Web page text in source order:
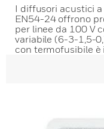
I diffusori acustici
EN54-24 offrono
per linee da 100 V
variabile (6-3-1,5-
con termofusibile è